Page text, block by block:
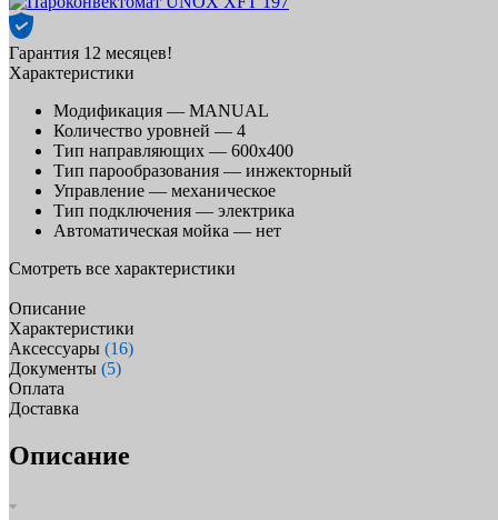
Гарантия 12 месяцев!
Характеристики
Модификация — MANUAL
Количество уровней — 4
Тип направляющих — 600х400
Тип парообразования — инжекторный
Управление — механическое
Тип подключения — электрика
Автоматическая мойка — нет
Смотреть все характеристики
Описание
Характеристики
Аксессуары (16)
Документы (5)
Оплата
Доставка
Описание